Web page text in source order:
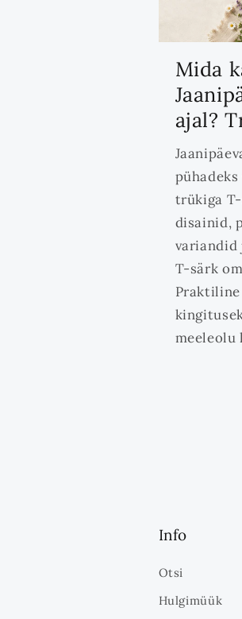
Mida
ajal?
trükiga
disainid,
variandid
T-särk
Praktiline
meeleolu
Info
Otsi
Hulgimüük